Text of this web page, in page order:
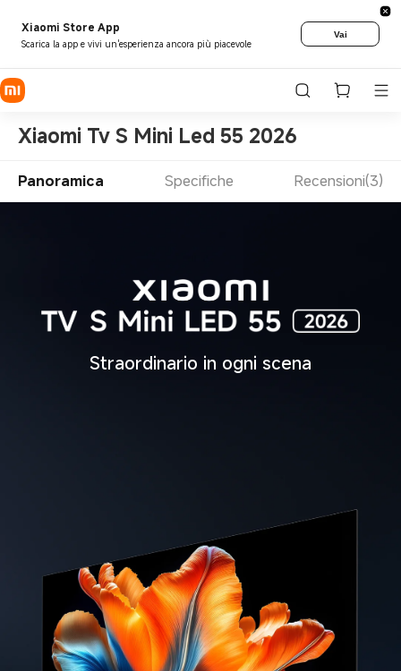
Xiaomi Store App
Scarica la app e vivi un'esperienza ancora più piacevole
Vai
Xiaomi Tv S Mini Led 55 2026
Panoramica Specifiche Recensioni(3)
Straordinario in ogni scena